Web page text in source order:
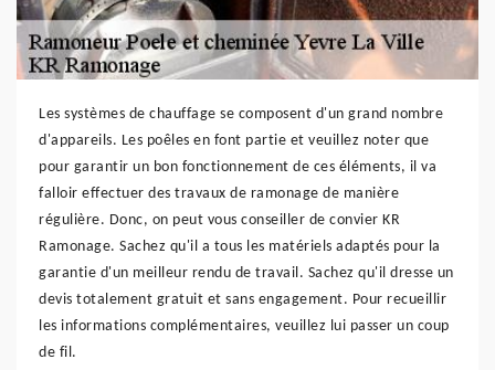
Les systèmes de chauffage se composent d'un grand nombre
d'appareils. Les poêles en font partie et veuillez noter que
pour garantir un bon fonctionnement de ces éléments, il va
falloir effectuer des travaux de ramonage de manière
régulière. Donc, on peut vous conseiller de convier KR
Ramonage. Sachez qu'il a tous les matériels adaptés pour la
garantie d'un meilleur rendu de travail. Sachez qu'il dresse un
devis totalement gratuit et sans engagement. Pour recueillir
les informations complémentaires, veuillez lui passer un coup
de fil.